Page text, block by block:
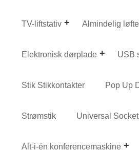
TV-liftstativ Almindelig
Elektronisk dørplade USB
Stik Stikkontakter Pop Up
Strømstik Universal Socket
Alt-i-én konferencemaskine